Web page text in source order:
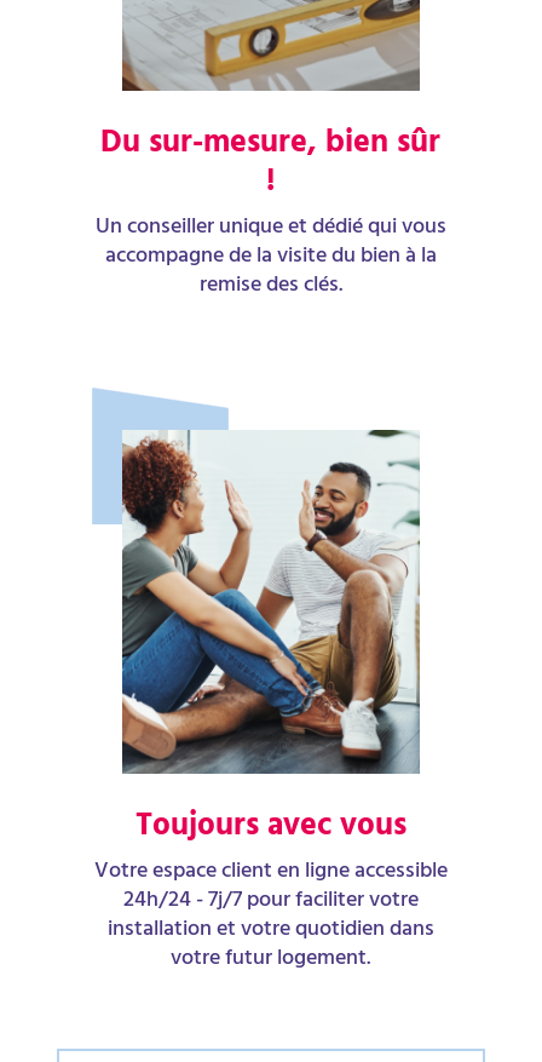
Du sur-mesure, bien sûr
!
Un conseiller unique et dédié qui vous
accompagne de la visite du bien à la
remise des clés.
Toujours avec vous
Votre espace client en ligne accessible
24h/24 - 7j/7 pour faciliter votre
installation et votre quotidien dans
votre futur logement.